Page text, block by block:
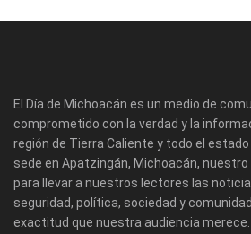
El Día de Michoacán es un medio de
comprometido con la verdad y la
región de Tierra Caliente y todo el
sede en Apatzingán, Michoacán,
para llevar a nuestros lectores las
seguridad, política, sociedad y
exactitud que nuestra audiencia merece.